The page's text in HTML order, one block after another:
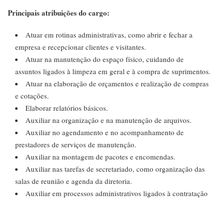
Principais atribuições do cargo:
Atuar em rotinas administrativas, como abrir e fechar a
empresa e recepcionar clientes e visitantes.
Atuar na manutenção do espaço físico, cuidando de
assuntos ligados à limpeza em geral e à compra de suprimentos.
Atuar na elaboração de orçamentos e realização de compras
e cotações.
Elaborar relatórios básicos.
Auxiliar na organização e na manutenção de arquivos.
Auxiliar no agendamento e no acompanhamento de
prestadores de serviços de manutenção.
Auxiliar na montagem de pacotes e encomendas.
Auxiliar nas tarefas de secretariado, como organização das
salas de reunião e agenda da diretoria.
Auxiliar em processos administrativos ligados à contratação